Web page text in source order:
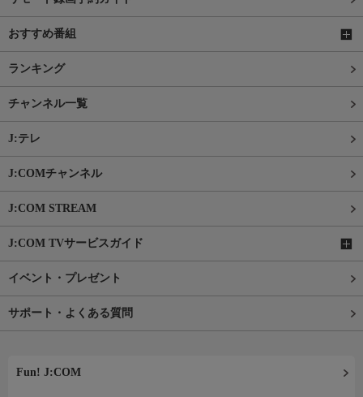
おすすめ番組
ランキング
チャンネル一覧
J:テレ
J:COMチャンネル
J:COM STREAM
J:COM TVサービスガイド
イベント・プレゼント
サポート・よくある質問
Fun! J:COM